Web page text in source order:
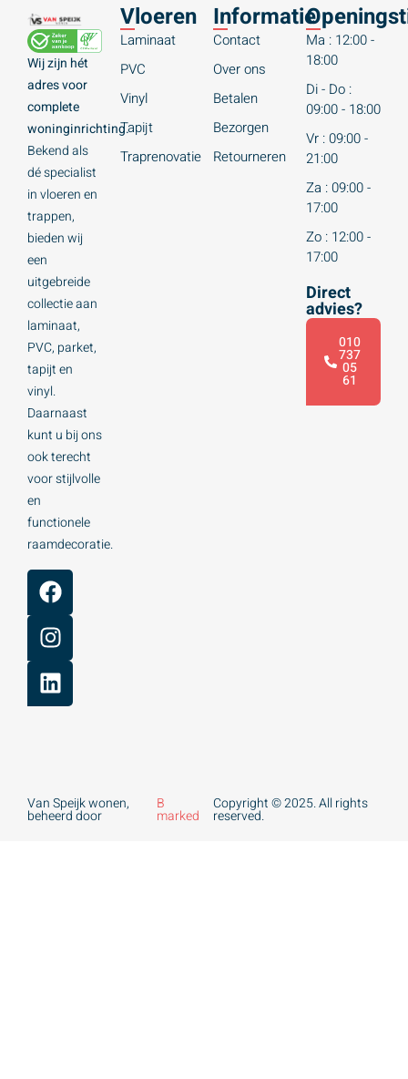
Wij zijn hét
adres voor
complete
woninginrichting.
Bekend als
dé specialist
in vloeren en
trappen,
bieden wij
een
uitgebreide
collectie aan
laminaat,
PVC, parket,
tapijt en
vinyl.
Daarnaast
kunt u bij ons
ook terecht
voor stijlvolle
en
functionele
raamdecoratie.
Vloeren
Laminaat
PVC
Vinyl
Tapijt
Traprenovatie
Informatie
Contact
Over ons
Betalen
Bezorgen
Retourneren
Ma : 12:00 -
18:00
Di - Do :
09:00 - 18:00
Vr : 09:00 -
21:00
Za : 09:00 -
17:00
Zo : 12:00 -
17:00
Direct
advies?
010
737
05
61
Van Speijk wonen,
beheerd door
B
marked
Copyright © 2025. All rights
reserved.